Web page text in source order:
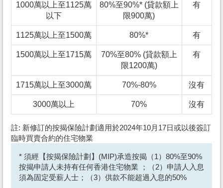
1000萬以上至1125萬
以下
80%至90%* (貸款額上
限900萬)
有
1125萬以上至1500萬 80%* 有
1500萬以上至1715萬
70%至80% (貸款額上
限1200萬)
有
1715萬以上至3000萬 70%-80% 沒有
3000萬以上 70% 沒有
註: 新修訂的按揭保險計劃適用於2024年10月17日或以後簽訂
臨時買賣合約的住宅物業
* 須經【按揭保險計劃】(MIP)承造按揭（1）80%至90%
按揭申請人未持有任何香港住宅物業 ；（2）申請人入息
須為固定受薪人士；（3）供款不能超過入息的50%